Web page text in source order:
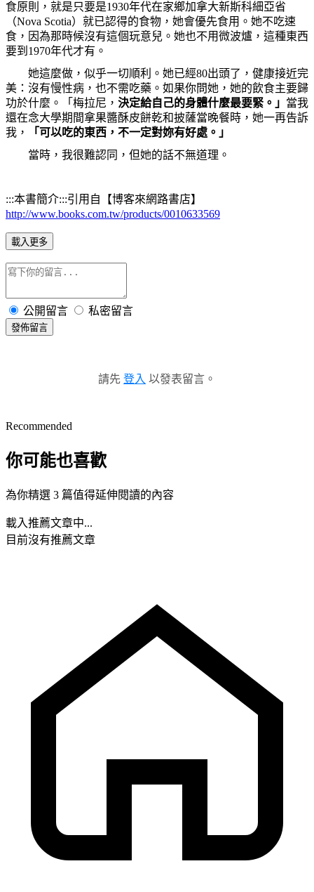
食原則，就是只要是1930年代在家鄉加拿大新斯科細亞省
（Nova Scotia）就已認得的食物，她會優先食用。她不吃速
食，因為那時候沒有這個玩意兒。她也不用微波爐，這種東西
要到 1970年代才有。
她這麼做，似乎一切順利。她已經80出頭了，健康接近完
美：沒有慢性病，也不需吃藥。如果你問她，她的飲食主要歸
功於什麼。「梅拉尼， 決定給自己的身體什麼最要緊。」 當我
還在念大學期間拿果醬酥皮餅乾和披薩當晚餐時，她一再告訴
我，
「可以吃的東西，不一定對妳有好處。」
當時，我很難認同，但她的話不無道理。
:::本書簡介:::引用自【博客來網路書店】
http://www.books.com.tw/products/0010633569
載入更多
公開留言 私密留言
發佈留言
請先 登入 以發表留言。
Recommended
你可能也喜歡
為你精選 3 篇值得延伸閱讀的內容
載入推薦文章中...
目前沒有推薦文章